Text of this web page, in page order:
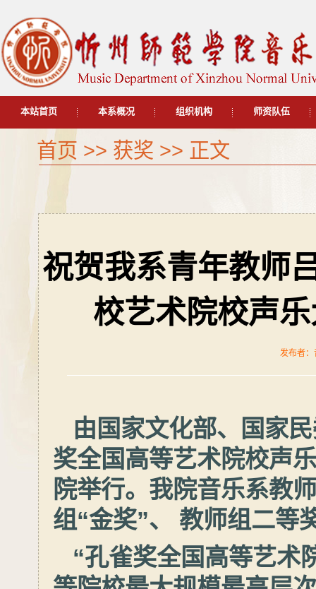
本站首页 本系概况 组织机构 师资队伍
首页 >> 获奖 >> 正文
祝贺我系青年教师
校艺术院校声
发布者：
由国家文化部、国家
奖全国高等艺术院校声
院举行。我院音乐系教
组“金奖”、 教师组二等
“孔雀奖全国高等艺术